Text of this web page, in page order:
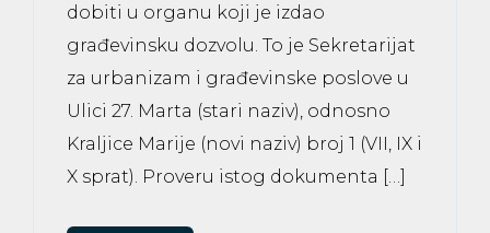
dobiti u organu koji je izdao
građevinsku dozvolu. To je Sekretarijat
za urbanizam i građevinske poslove u
Ulici 27. Marta (stari naziv), odnosno
Kraljice Marije (novi naziv) broj 1 (VII, IX i
X sprat). Proveru istog dokumenta […]